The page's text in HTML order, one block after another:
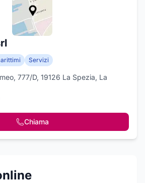
Servizi
777/D, 19126 La Spezia, La
Chiama